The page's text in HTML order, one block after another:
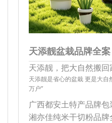
天添靓盆栽品牌全案
天添靓，把大自然搬回
天添靓是省心的盆栽 更是大自
万户”
广西都安土特产品牌
湘亦佳纯米干切粉品牌